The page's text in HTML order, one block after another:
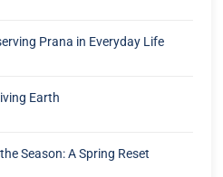
Prana in Everyday Life
Earth
Season: A Spring Reset